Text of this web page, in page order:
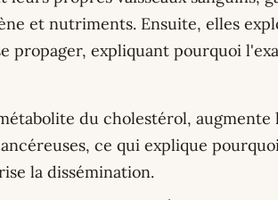
et nutriments. Ensuite, elles
propager, expliquant pourquoi
du cholestérol, augmente
ce qui explique
la dissémination.